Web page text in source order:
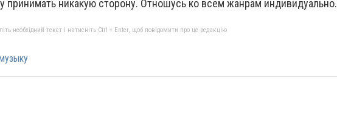
принимать никакую сторону. Отношусь ко всем жанрам индивидуально.
необхідний текст і натисніть Ctrl + Enter, щоб повідомити про це редакцію